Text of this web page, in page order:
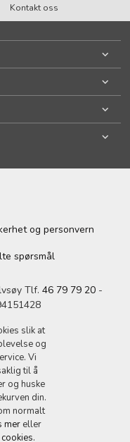
Kontakt oss
og personvern
spørsmål
Tlf. 46 79 79 20 -
slik at
og
Vi
til å
og huske
din.
normalt
mer eller